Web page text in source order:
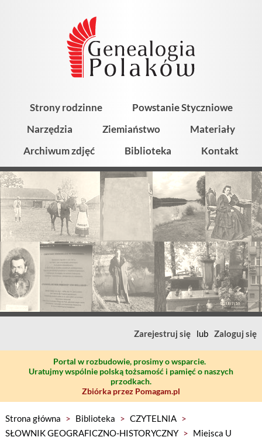
Strony rodzinne
Powstanie Styczniowe
Narzędzia
Ziemiaństwo
Materiały
Archiwum zdjęć
Biblioteka Kontakt
Zarejestruj się lub Zaloguj się
Portal w rozbudowie, prosimy o wsparcie.
Uratujmy wspólnie polską tożsamość i pamięć o naszych
przodkach.
Zbiórka przez Pomagam.pl
Strona główna > Biblioteka > CZYTELNIA >
SŁOWNIK GEOGRAFICZNO-HISTORYCZNY > Miejsca U